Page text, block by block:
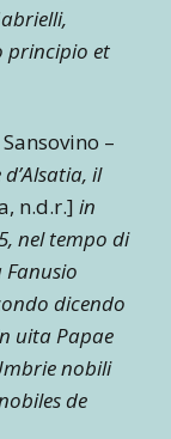
principio et
–
il
n.d.r.] in
nel tempo di
Fanusio
dicendo
uita Papae
nobili
de